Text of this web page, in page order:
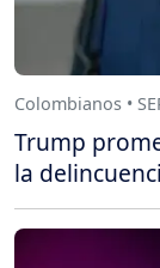
Colombianos •
Trump
la